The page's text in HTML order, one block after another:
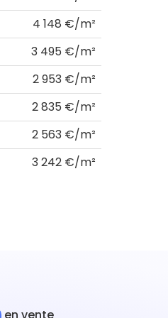
4 148 €/m²
3 495 €/m²
2 953 €/m²
2 835 €/m²
2 563 €/m²
3 242 €/m²